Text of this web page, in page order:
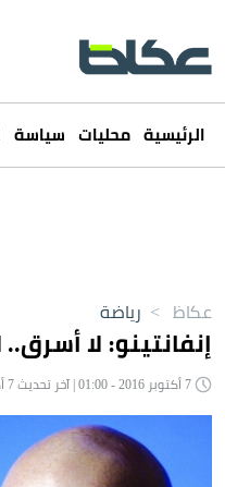
الرئيسية محليات سياسة
عكاظ > رياضة
إنفانتينو: لا